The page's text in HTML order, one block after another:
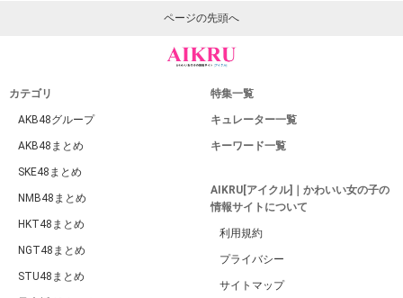
ページの先頭へ
カテゴリ
AKB48グループ
AKB48まとめ
SKE48まとめ
NMB48まとめ
HKT48まとめ
NGT48まとめ
STU48まとめ
特集一覧
キュレーター一覧
キーワード一覧
AIKRU[アイクル]｜かわいい女の子の
情報サイトについて
利用規約
プライバシー
サイトマップ